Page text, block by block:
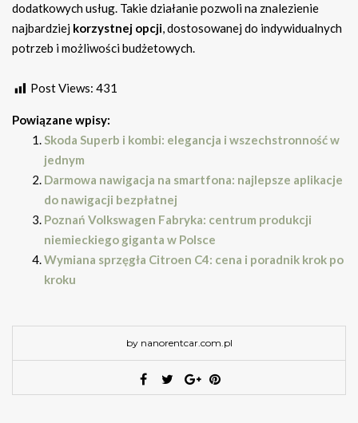
dodatkowych usług. Takie działanie pozwoli na znalezienie
najbardziej korzystnej opcji, dostosowanej do indywidualnych
potrzeb i możliwości budżetowych.
Post Views: 431
Powiązane wpisy:
Skoda Superb i kombi: elegancja i wszechstronność w
jednym
Darmowa nawigacja na smartfona: najlepsze aplikacje
do nawigacji bezpłatnej
Poznań Volkswagen Fabryka: centrum produkcji
niemieckiego giganta w Polsce
Wymiana sprzęgła Citroen C4: cena i poradnik krok po
kroku
by nanorentcar.com.pl